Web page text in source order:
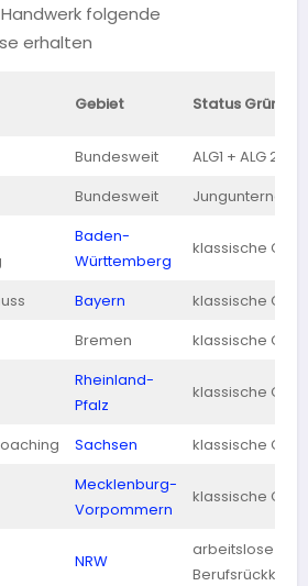
folgende
erhalten
Gebiet Status Gründer
Bundesweit
ALG1 + ALG 2
Bundesweit
Baden-
Württemberg
klassische
Bayern
klassische
Bremen klassische
Rheinland-
Pfalz
klassische
Sachsen
klassische
Mecklenburg-
Vorpommern
klassische
NRW
arbeitslose /